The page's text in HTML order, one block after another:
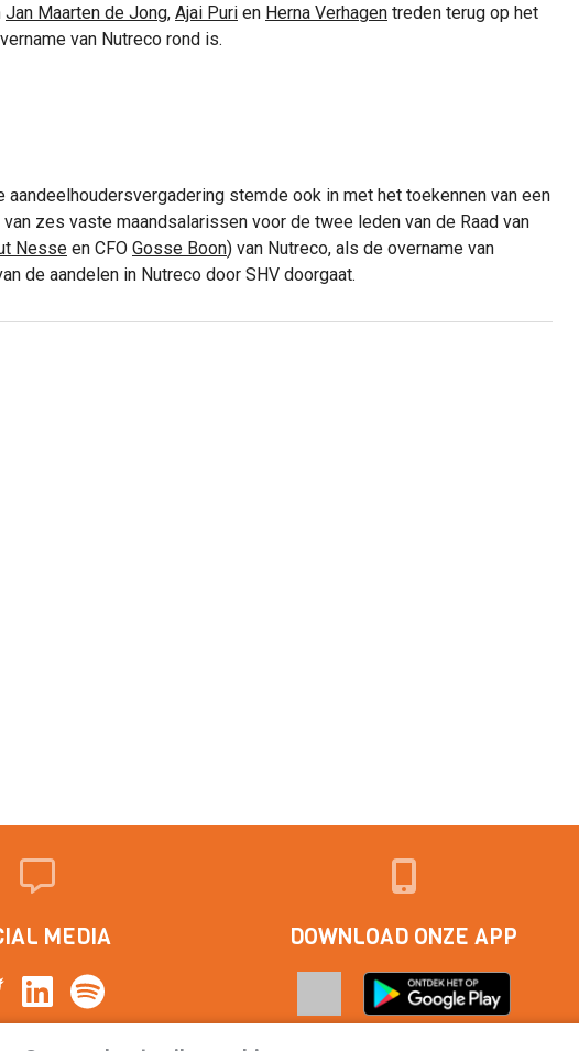
Jan Maarten de Jong, Ajai Puri en Herna Verhagen treden terug op het
van Nutreco rond is.
aandeelhoudersvergadering stemde ook in met het toekennen van een
zes vaste maandsalarissen voor de twee leden van de Raad van
Nesse en CFO Gosse Boon) van Nutreco, als de overname van
de aandelen in Nutreco door SHV doorgaat.
MEDIA DOWNLOAD ONZE APP